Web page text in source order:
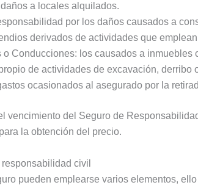
a locales alquilados.
por los daños causados a
derivados de actividades que
o Conducciones: los causados a
de actividades de excavación, derribo
ocasionados al asegurado por la
vencimiento del Seguro de
la obtención del precio.
civil
pueden emplearse varios elementos,